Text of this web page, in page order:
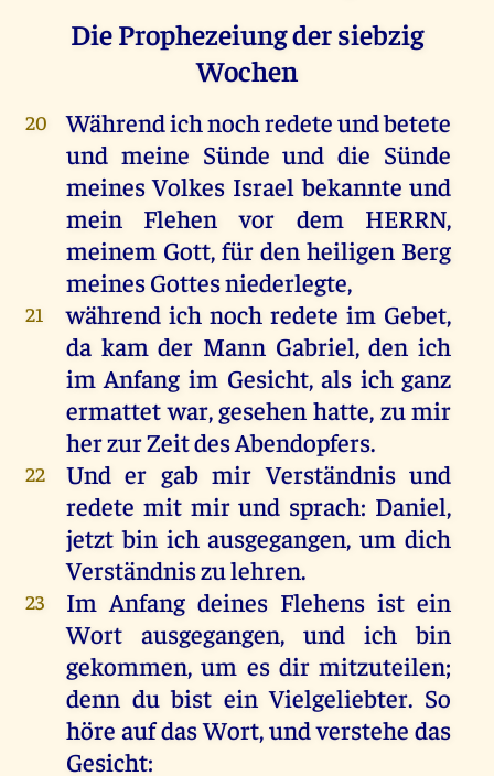
Die Prophezeiung der siebzig
Wochen
20 Währendichnochredeteundbetete
und meine Sünde und die Sünde
meines Volkes Israel bekannte und
mein
Flehen vor dem HERRN,
meinem Gott, für den heiligen Berg
meinesGottesniederlegte,
21 während ich noch redete im Gebet,
da kam der Mann Gabriel,den ich
im Anfang im Gesicht,als ich ganz
ermattetwar,gesehen hatte, zumir
herzurZeitdesAbendopfers.
22 Und er gab mir Verständnisund
redete mit mir und sprach: Daniel,
jetzt bin ich ausgegangen,um dich
Verständniszulehren.
23 Im Anfang deines Flehens ist ein
Wort ausgegangen, und ich bin
gekommen,um es dirmitzuteilen;
denn du bist einVielgeliebter. So
höre aufdasWort,undverstehe das
Gesicht: